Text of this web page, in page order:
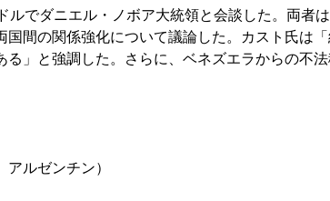
ルでダニエル・ノボア大統領と会談した。両者
国間の関係強化について議論した。カスト氏は
る」と強調した。さらに、ベネズエラからの不
アルゼンチン）